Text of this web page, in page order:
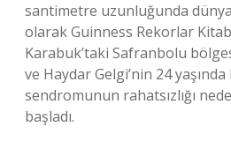
santimetre uzunluğunda
olarak Guinness Rekorlar
Karabuk’taki Safranbolu
ve Haydar Gelgi’nin 24 yaşında
sendromunun rahatsızlığı
başladı.